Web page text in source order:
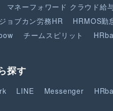
マネーフォワード クラウド給
ジョブカン労務HR HRMOS勤
チームスピリット
探す
LINE Messenger